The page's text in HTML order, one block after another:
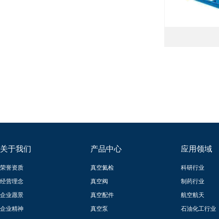
关于我们
荣誉资质
经营理念
企业愿景
企业精神
产品中心
真空氦检
真空阀
真空配件
真空泵
应用领域
科研行业
制药行业
航空航天
石油化工行业